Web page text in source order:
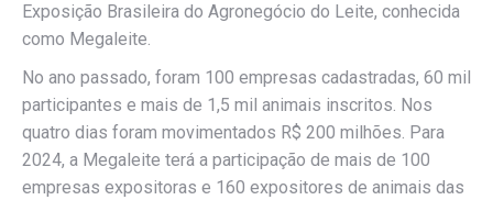
Exposição Brasileira do Agronegócio do Leite, conhecida
como Megaleite.
No ano passado, foram 100 empresas cadastradas, 60 mil
participantes e mais de 1,5 mil animais inscritos. Nos
quatro dias foram movimentados R$ 200 milhões. Para
2024, a Megaleite terá a participação de mais de 100
empresas expositoras e 160 expositores de animais das